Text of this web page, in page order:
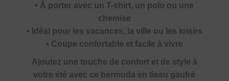
• À porter avec un T-shirt, un polo ou une
chemise
• Idéal pour les vacances, la ville ou les loisirs
• Coupe confortable et facile à vivre
Ajoutez une touche de confort et de style à
votre été avec ce bermuda en tissu gaufré